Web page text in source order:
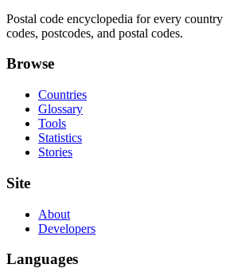
Postal code encyclopedia for every
codes, postcodes, and postal codes.
Browse
Countries
Glossary
Tools
Statistics
Stories
Site
About
Developers
Languages